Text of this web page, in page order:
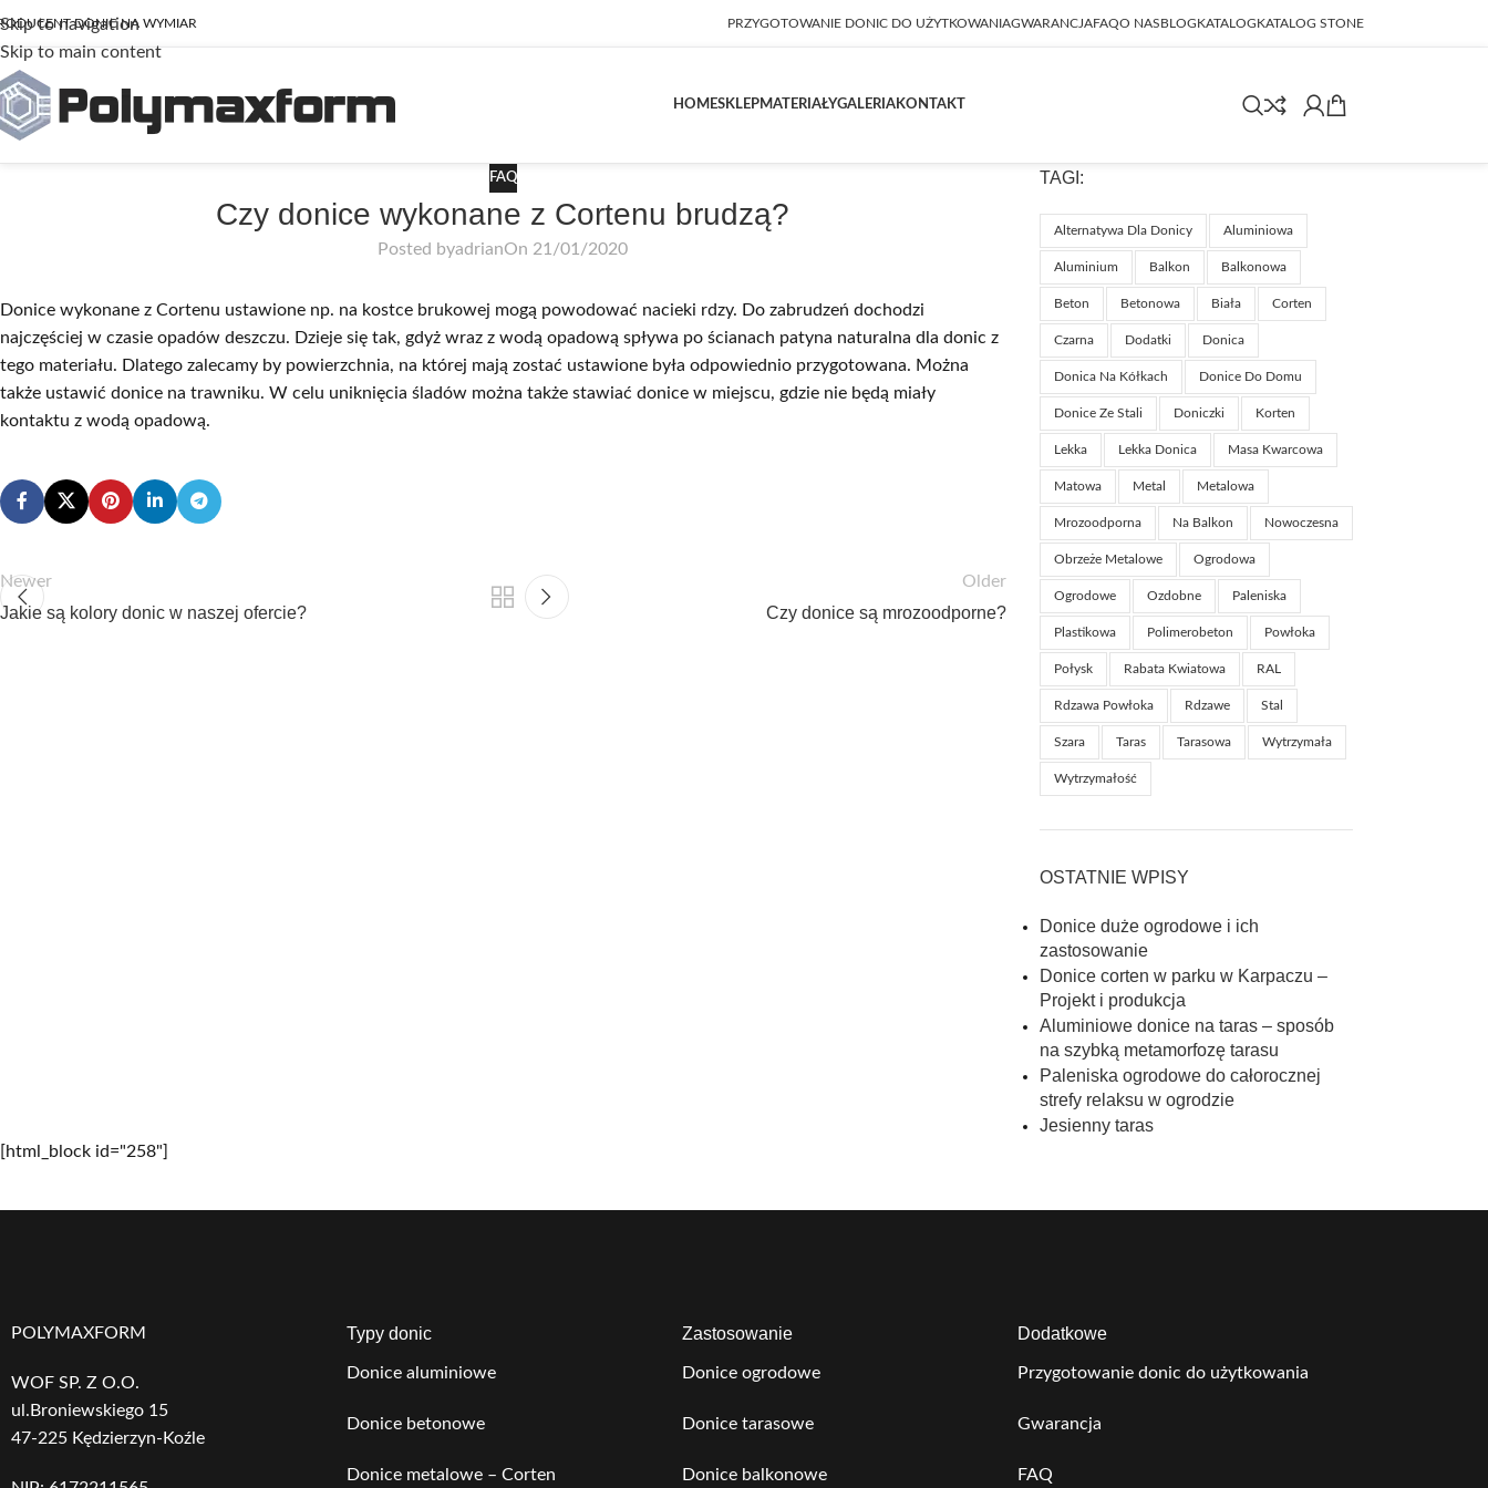
Skip to navigation
Skip to main content
DONIC NA WYMIAR PRZYGOTOWANIE DONIC DO UŻYTKOWANIAGWARANCJAFAQO NASBLOGKATALOGKATALOG STONE
HOMESKLEPMATERIAŁYGALERIAKONTAKT
FAQ
Czy donice wykonane z Cortenu brudzą?
Posted byadrianOn 21/01/2020
Donice wykonane z Cortenu ustawione np. na kostce brukowej mogą powodować nacieki rdzy. Do zabrudzeń dochodzi
najczęściej w czasie opadów deszczu. Dzieje się tak, gdyż wraz z wodą opadową spływa po ścianach patyna naturalna dla donic z
tego materiału. Dlatego zalecamy by powierzchnia, na której mają zostać ustawione była odpowiednio przygotowana. Można
także ustawić donice na trawniku. W celu uniknięcia śladów można także stawiać donice w miejscu, gdzie nie będą miały
kontaktu z wodą opadową.
Newer
Jakie są kolory donic w naszej ofercie?
Older
Czy donice są mrozoodporne?
TAGI:
Alternatywa Dla Donicy Aluminiowa
Aluminium Balkon Balkonowa
Beton Betonowa Biała Corten
Czarna Dodatki Donica
Donica Na Kółkach Donice Do Domu
Donice Ze Stali Doniczki Korten
Lekka Lekka Donica Masa Kwarcowa
Matowa Metal Metalowa
Mrozoodporna Na Balkon Nowoczesna
Obrzeże Metalowe Ogrodowa
Ogrodowe Ozdobne Paleniska
Plastikowa Polimerobeton Powłoka
Połysk Rabata Kwiatowa RAL
Rdzawa Powłoka Rdzawe Stal
Szara Taras Tarasowa Wytrzymała
Wytrzymałość
OSTATNIE WPISY
Donice duże ogrodowe i ich
zastosowanie
Donice corten w parku w Karpaczu –
Projekt i produkcja
Aluminiowe donice na taras – sposób
na szybką metamorfozę tarasu
Paleniska ogrodowe do całorocznej
strefy relaksu w ogrodzie
Jesienny taras
[html_block id="258"]
POLYMAXFORM
WOF SP. Z O.O.
ul.Broniewskiego 15
47-225 Kędzierzyn-Koźle
Typy donic
Donice aluminiowe
Donice betonowe
Donice metalowe – Corten
Zastosowanie
Donice ogrodowe
Donice tarasowe
Donice balkonowe
Dodatkowe
Przygotowanie donic do użytkowania
Gwarancja
FAQ